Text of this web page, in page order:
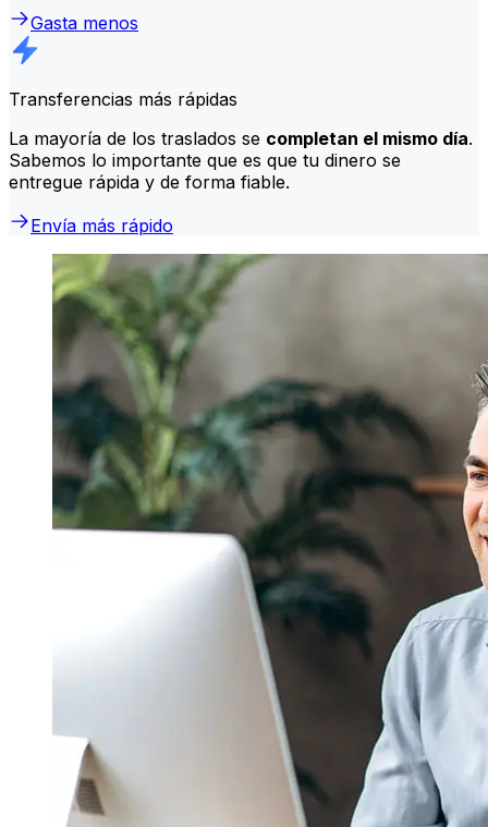
Gasta menos
Transferencias más rápidas
La mayoría de los traslados se completan el mismo día.
Sabemos lo importante que es que tu dinero se
entregue rápida y de forma fiable.
Envía más rápido